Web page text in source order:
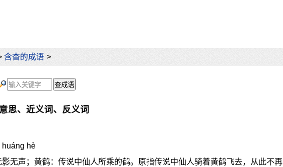
含杳的成语 >
思、近义词、反义词
huáng hè
影无声；黄鹤：传说中仙人所乘的鹤。原指传说中仙人骑着黄鹤飞去，从此不再